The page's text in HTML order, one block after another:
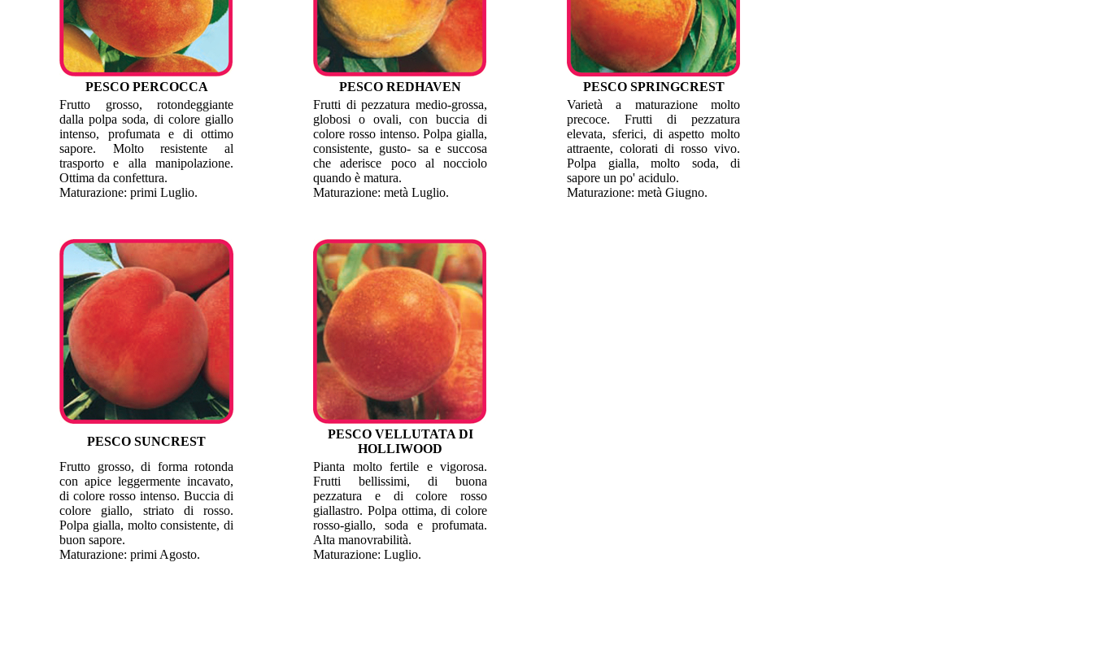
PESCO PERCOCCA PESCO REDHAVEN
PESCO SPRINGCREST
Frutto grosso, rotondeggiante
dalla polpa soda, di colore giallo
intenso, profumata e di ottimo
sapore. Molto resistente al
trasporto e alla manipolazione.
Ottima da confettura.
Maturazione: primi Luglio.
Frutti di pezzatura medio-grossa,
globosi o ovali, con buccia di
colore rosso intenso. Polpa gialla,
consistente, gusto- sa e succosa
che aderisce poco al nocciolo
quando è matura.
Maturazione: metà Luglio.
Varietà a maturazione molto
precoce. Frutti di pezzatura
elevata, sferici, di aspetto molto
attraente, colorati di rosso vivo.
Polpa gialla, molto soda, di
sapore un po' acidulo.
Maturazione: metà Giugno.
PESCO SUNCREST
PESCO VELLUTATA DI
HOLLIWOOD
Frutto grosso, di forma rotonda
con apice leggermente incavato,
di colore rosso intenso. Buccia di
colore giallo, striato di rosso.
Polpa gialla, molto consistente, di
buon sapore.
Maturazione: primi Agosto.
Pianta molto fertile e vigorosa.
Frutti bellissimi, di buona
pezzatura e di colore rosso
giallastro. Polpa ottima, di colore
rosso-giallo, soda e profumata.
Alta manovrabilità.
Maturazione: Luglio.